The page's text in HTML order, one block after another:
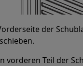
der
vorderen Teil der